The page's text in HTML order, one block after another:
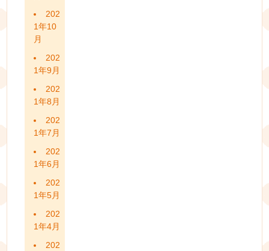
202
1年10
月
202
1年9月
202
1年8月
202
1年7月
202
1年6月
202
1年5月
202
1年4月
202